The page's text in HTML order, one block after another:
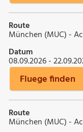
Route
München (MUC) -
Datum
08.09.2026 -
Fluege finden
Route
München (MUC) -